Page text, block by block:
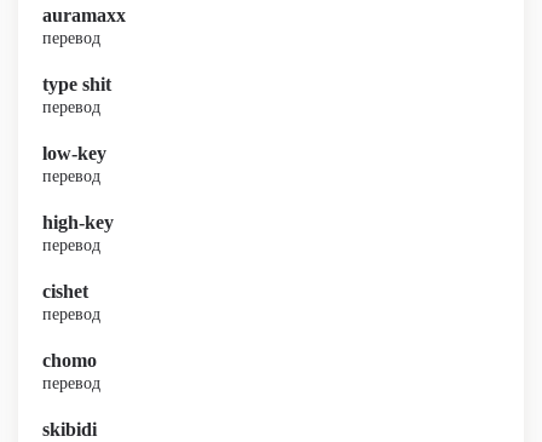
auramaxx
перевод
type shit
перевод
low-key
перевод
high-key
перевод
cishet
перевод
chomo
перевод
skibidi